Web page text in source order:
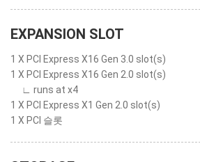
EXPANSION SLOT
1 X PCI Express X16 Gen 3.0 slot(s)
1 X PCI Express X16 Gen 2.0 slot(s)
∟ runs at x4
1 X PCI Express X1 Gen 2.0 slot(s)
1 X PCI 슬롯